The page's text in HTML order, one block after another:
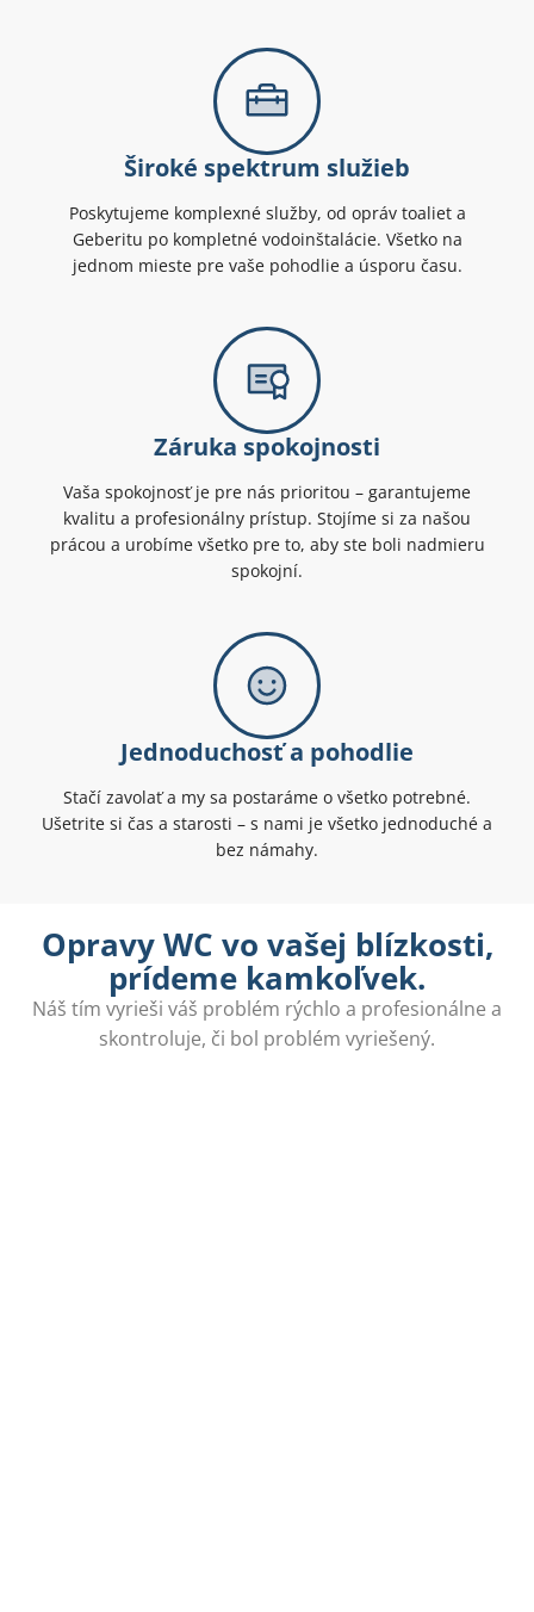
Široké spektrum služieb
Poskytujeme komplexné služby, od opráv toaliet a
Geberitu po kompletné vodoinštalácie. Všetko na
jednom mieste pre vaše pohodlie a úsporu času.
Záruka spokojnosti
Vaša spokojnosť je pre nás prioritou – garantujeme
kvalitu a profesionálny prístup. Stojíme si za našou
prácou a urobíme všetko pre to, aby ste boli nadmieru
spokojní.
Jednoduchosť a pohodlie
Stačí zavolať a my sa postaráme o všetko potrebné.
Ušetrite si čas a starosti – s nami je všetko jednoduché a
bez námahy.
Opravy WC vo vašej blízkosti,
prídeme kamkoľvek.
Náš tím vyrieši váš problém rýchlo a profesionálne a
skontroluje, či bol problém vyriešený.